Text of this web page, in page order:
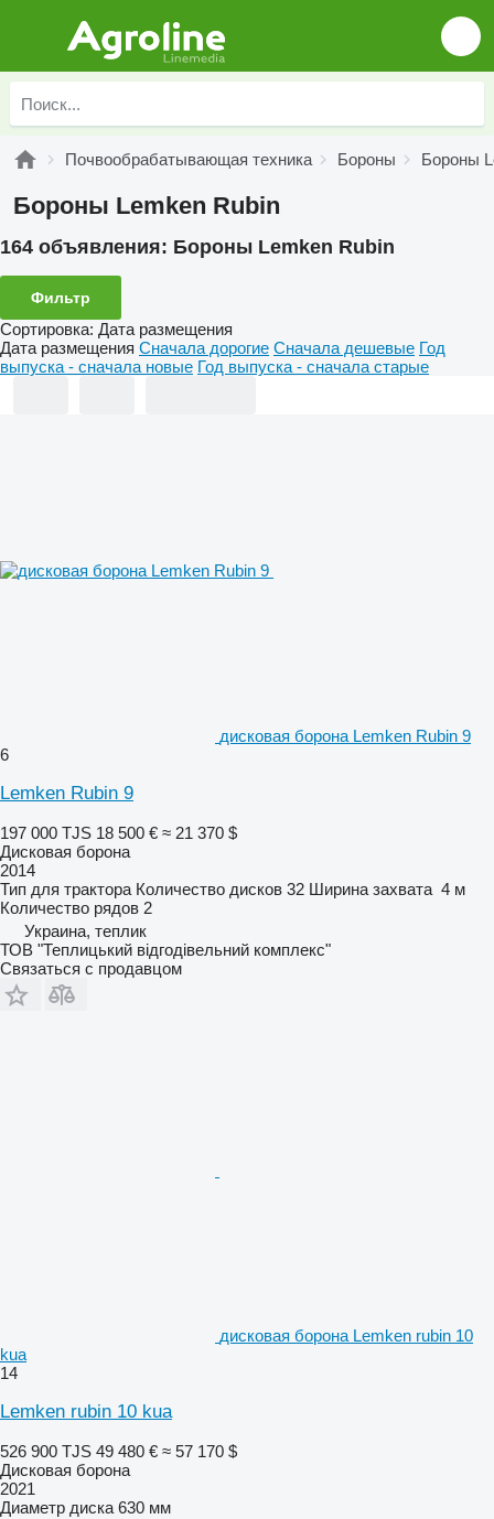
Почвообрабатывающая техника Бороны Бороны
Бороны Lemken Rubin
164 объявления: Бороны Lemken Rubin
Фильтр
Сортировка: Дата размещения
Дата размещения Сначала дорогие Сначала дешевые Год
выпуска - сначала новые Год выпуска - сначала старые
дисковая борона Lemken Rubin 9
6
Lemken Rubin 9
197 000 TJS 18 500 € ≈ 21 370 $
Дисковая борона
2014
Тип для трактора Количество дисков 32 Ширина захвата 4 м
Количество рядов 2
Украина, теплик
ТОВ "Теплицький відгодівельний комплекс"
Связаться с продавцом
дисковая борона Lemken rubin 10
kua
14
Lemken rubin 10 kua
526 900 TJS 49 480 € ≈ 57 170 $
Дисковая борона
2021
Диаметр диска 630 мм